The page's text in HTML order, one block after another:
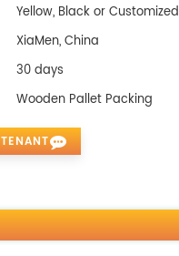
Yellow, Black or Customized
XiaMen, China
30 days
Wooden Pallet Packing